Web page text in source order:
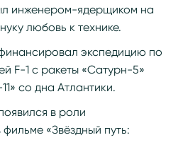
инженером-ядерщиком на
любовь к технике.
экспедицию по
F-1 с ракеты «Сатурн-5»
со дна Атлантики.
в роли
«Звёздный путь: